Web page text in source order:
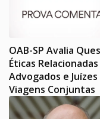
OAB-SP Avalia
Éticas Relacionadas
Advogados e
Viagens Conjuntas